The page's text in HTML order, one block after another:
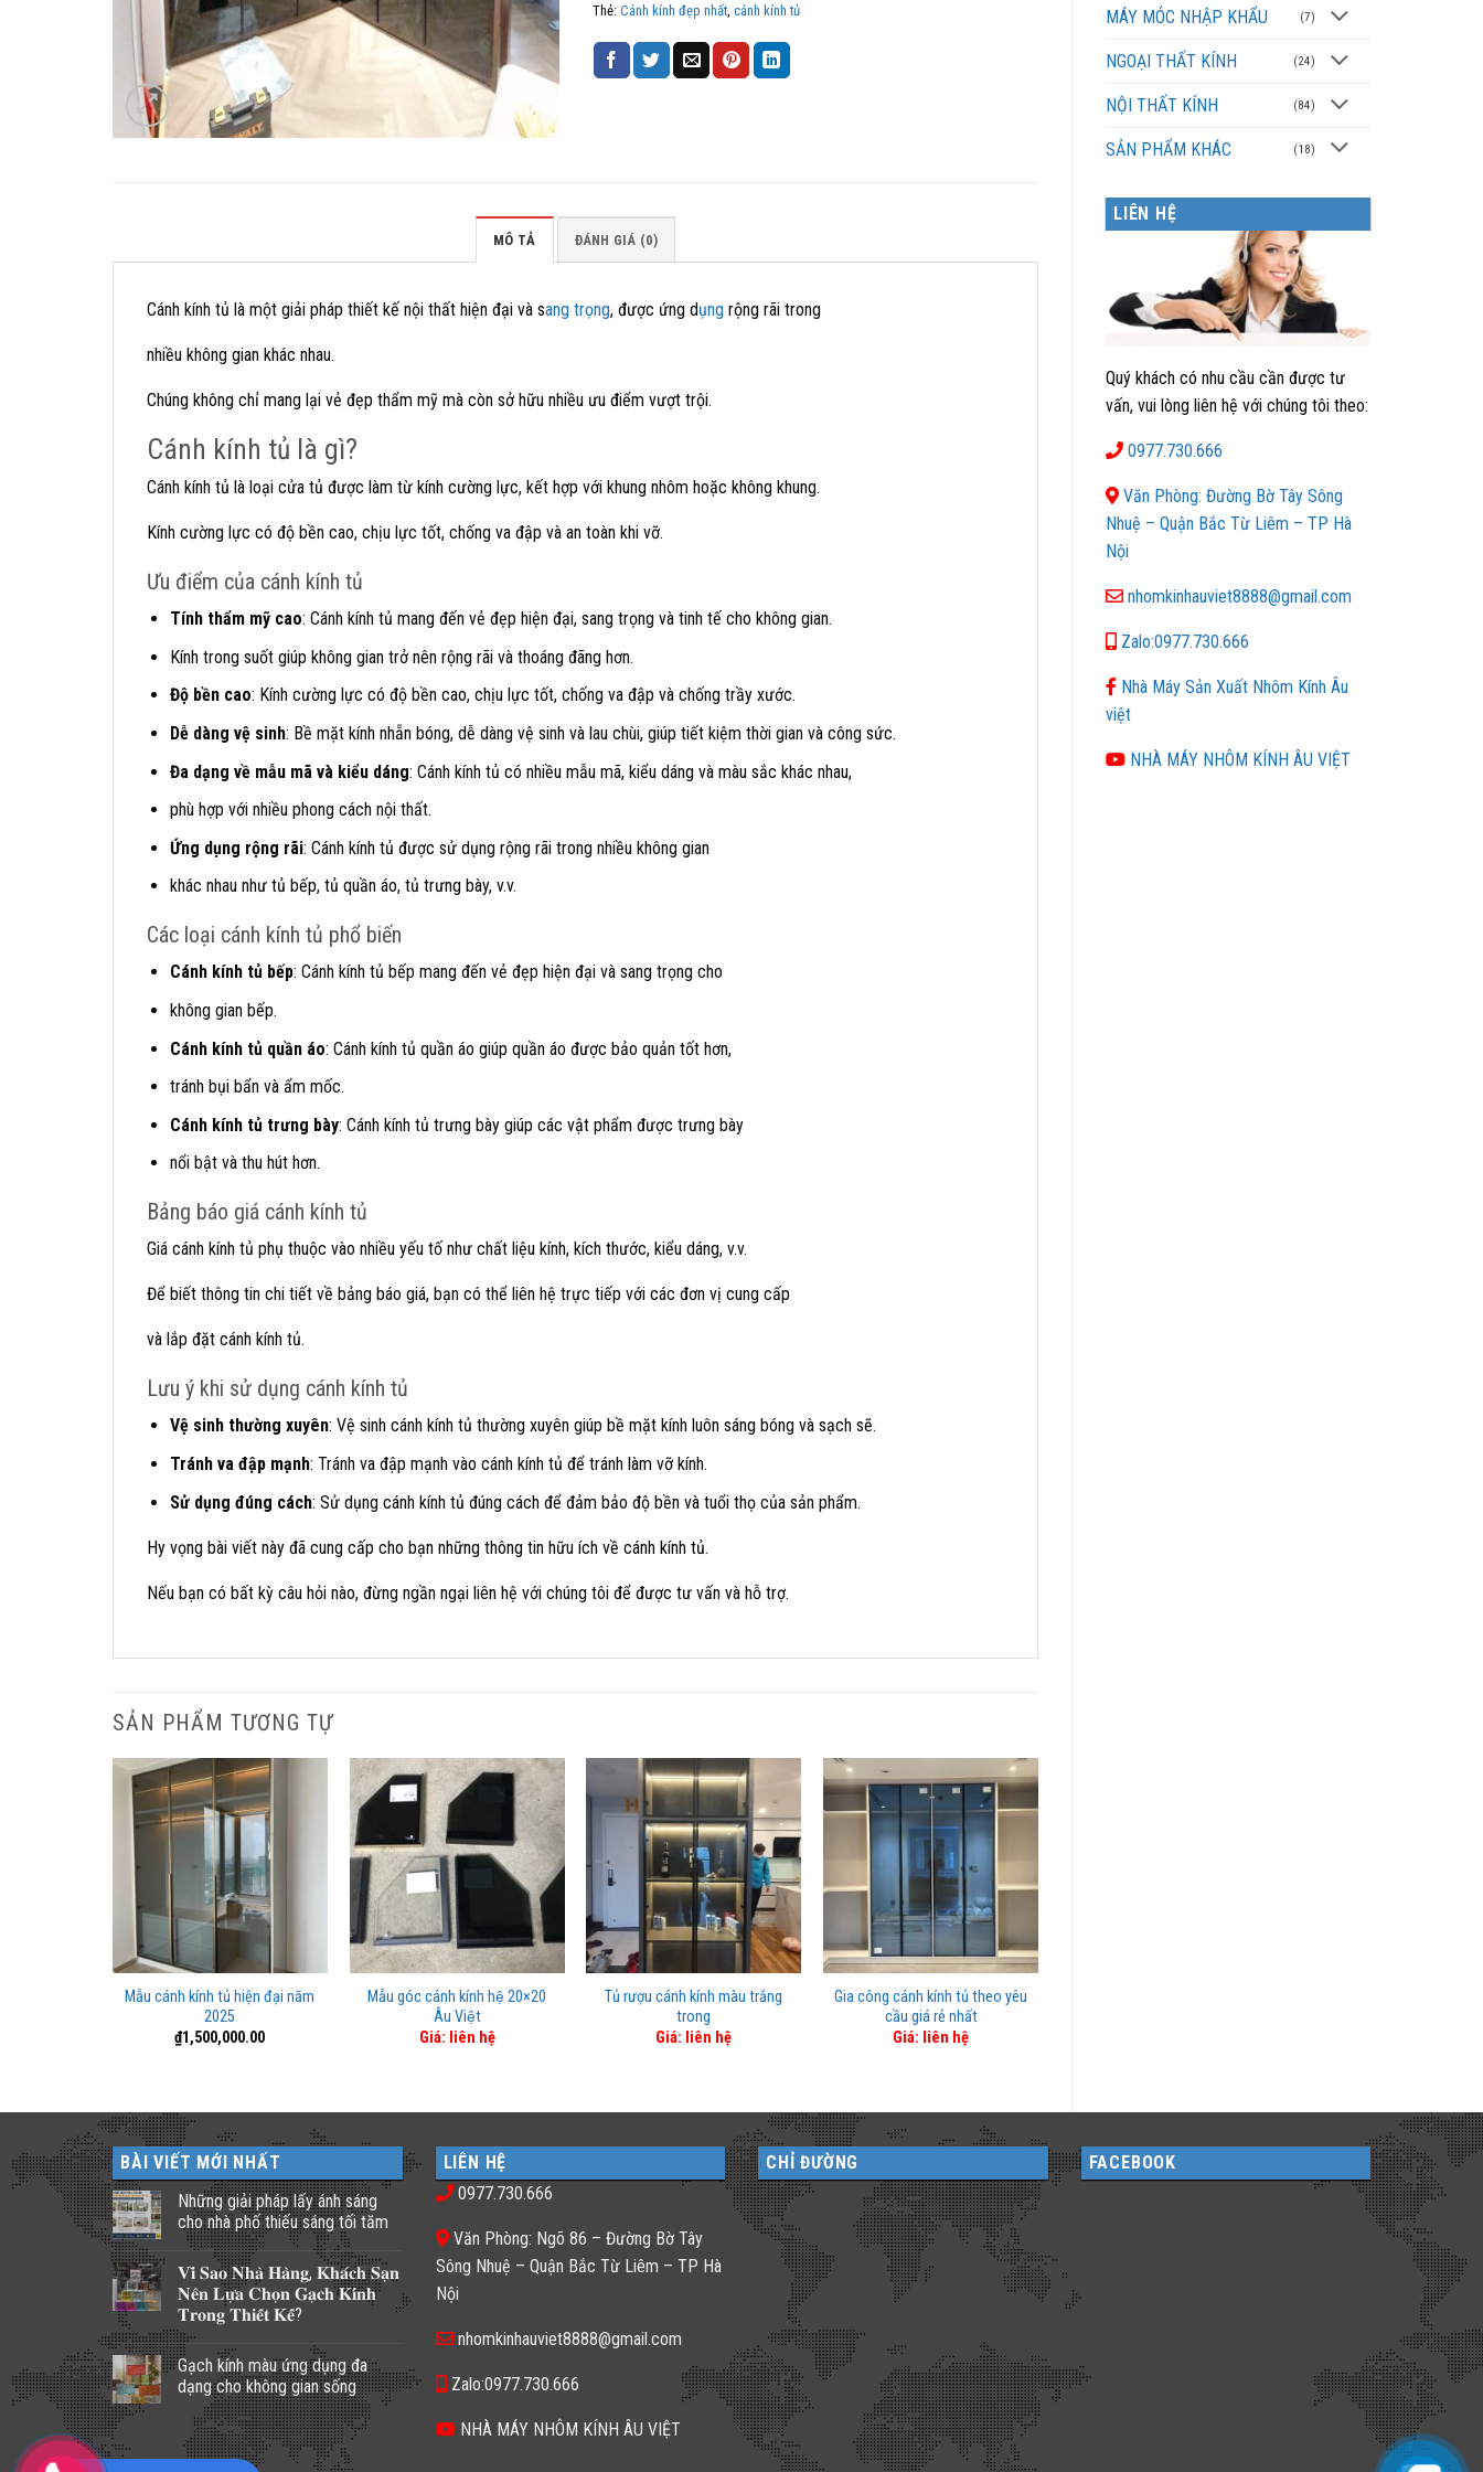
MÁY MÓC NHẬP KHẨU (7)
NGOẠI THẤT KÍNH (24)
NỘI THẤT KÍNH (84)
SẢN PHẨM KHÁC (18)
LIÊN HỆ
Quý khách có nhu cầu cần được tư
vấn, vui lòng liên hệ với chúng tôi theo:
0977.730.666
Văn Phòng: Đường Bờ Tây Sông
Nhuệ – Quận Bắc Từ Liêm – TP Hà
Nội
nhomkinhauviet8888@gmail.com
Zalo:0977.730.666
Nhà Máy Sản Xuất Nhôm Kính Âu
việt
NHÀ MÁY NHÔM KÍNH ÂU VIỆT
Thẻ: Cánh kính đẹp nhất, cánh kính tủ
MÔ TẢ ĐÁNH GIÁ (0)
Cánh kính tủ là một giải pháp thiết kế nội thất hiện đại và sang trọng, được ứng dụng rộng rãi trong
nhiều không gian khác nhau.
Chúng không chỉ mang lại vẻ đẹp thẩm mỹ mà còn sở hữu nhiều ưu điểm vượt trội.
Cánh kính tủ là gì?
Cánh kính tủ là loại cửa tủ được làm từ kính cường lực, kết hợp với khung nhôm hoặc không khung.
Kính cường lực có độ bền cao, chịu lực tốt, chống va đập và an toàn khi vỡ.
Ưu điểm của cánh kính tủ
Tính thẩm mỹ cao: Cánh kính tủ mang đến vẻ đẹp hiện đại, sang trọng và tinh tế cho không gian.
Kính trong suốt giúp không gian trở nên rộng rãi và thoáng đãng hơn.
Độ bền cao: Kính cường lực có độ bền cao, chịu lực tốt, chống va đập và chống trầy xước.
Dễ dàng vệ sinh: Bề mặt kính nhẵn bóng, dễ dàng vệ sinh và lau chùi, giúp tiết kiệm thời gian và công sức.
Đa dạng về mẫu mã và kiểu dáng: Cánh kính tủ có nhiều mẫu mã, kiểu dáng và màu sắc khác nhau,
phù hợp với nhiều phong cách nội thất.
Ứng dụng rộng rãi: Cánh kính tủ được sử dụng rộng rãi trong nhiều không gian
khác nhau như tủ bếp, tủ quần áo, tủ trưng bày, v.v.
Các loại cánh kính tủ phổ biến
Cánh kính tủ bếp: Cánh kính tủ bếp mang đến vẻ đẹp hiện đại và sang trọng cho
không gian bếp.
Cánh kính tủ quần áo: Cánh kính tủ quần áo giúp quần áo được bảo quản tốt hơn,
tránh bụi bẩn và ẩm mốc.
Cánh kính tủ trưng bày: Cánh kính tủ trưng bày giúp các vật phẩm được trưng bày
nổi bật và thu hút hơn.
Bảng báo giá cánh kính tủ
Giá cánh kính tủ phụ thuộc vào nhiều yếu tố như chất liệu kính, kích thước, kiểu dáng, v.v.
Để biết thông tin chi tiết về bảng báo giá, bạn có thể liên hệ trực tiếp với các đơn vị cung cấp
và lắp đặt cánh kính tủ.
Lưu ý khi sử dụng cánh kính tủ
Vệ sinh thường xuyên: Vệ sinh cánh kính tủ thường xuyên giúp bề mặt kính luôn sáng bóng và sạch sẽ.
Tránh va đập mạnh: Tránh va đập mạnh vào cánh kính tủ để tránh làm vỡ kính.
Sử dụng đúng cách: Sử dụng cánh kính tủ đúng cách để đảm bảo độ bền và tuổi thọ của sản phẩm.
Hy vọng bài viết này đã cung cấp cho bạn những thông tin hữu ích về cánh kính tủ.
Nếu bạn có bất kỳ câu hỏi nào, đừng ngần ngại liên hệ với chúng tôi để được tư vấn và hỗ trợ.
SẢN PHẨM TƯƠNG TỰ
Mẫu cánh kính tủ hiện đại năm
2025
₫1,500,000.00
Mẫu góc cánh kính hệ 20×20
Âu Việt
Giá: liên hệ
Tủ rượu cánh kính màu trắng
trong
Giá: liên hệ
Gia công cánh kính tủ theo yêu
cầu giá rẻ nhất
Giá: liên hệ
BÀI VIẾT MỚI NHẤT
Những giải pháp lấy ánh sáng
cho nhà phố thiếu sáng tối tăm
Không
bình
luận
ở
Những
giải
pháp
lấy
ánh
sáng
nhà
phố
thiếu
sáng
𝐕𝐢̀ 𝐒𝐚𝐨 𝐍𝐡𝐚̀ 𝐇𝐚̀𝐧𝐠, 𝐊𝐡𝐚́𝐜𝐡 𝐒𝐚̣𝐧
𝐍𝐞̂𝐧 𝐋𝐮̛̣𝐚 𝐂𝐡𝐨̣𝐧 𝐆𝐚̣𝐜𝐡 𝐊𝐢́𝐧𝐡
𝐓𝐫𝐨𝐧𝐠 𝐓𝐡𝐢𝐞̂́𝐭 𝐊𝐞̂́?
Không
có
bình
luận
ở
𝐒𝐚𝐨
𝐍𝐡𝐚̀
𝐇𝐚̀𝐧𝐠,
Gạch kính màu ứng dụng đa
dạng cho không gian sống
Không
bình
luận
LIÊN HỆ
0977.730.666
Văn Phòng: Ngõ 86 – Đường Bờ Tây
Sông Nhuệ – Quận Bắc Từ Liêm – TP Hà
Nội
nhomkinhauviet8888@gmail.com
Zalo:0977.730.666
NHÀ MÁY NHÔM KÍNH ÂU VIỆT
CHỈ ĐƯỜNG FACEBOOK